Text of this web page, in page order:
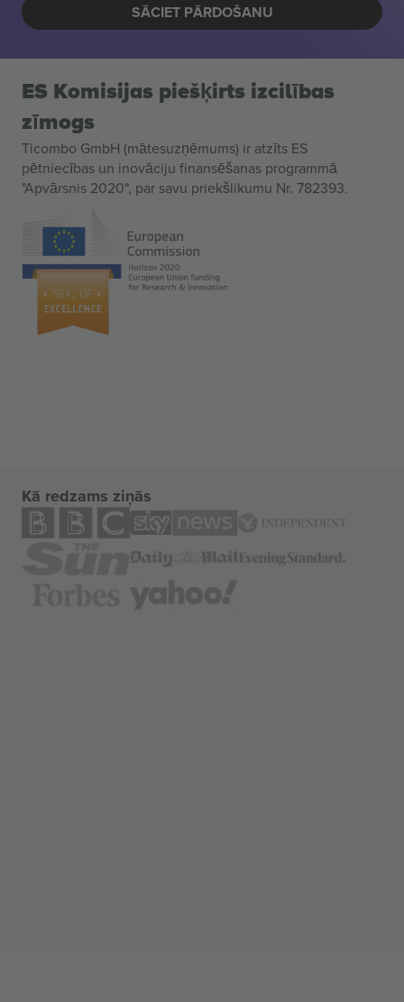
SĀCIET PĀRDOŠANU
ES Komisijas piešķirts izcilības
zīmogs
Ticombo GmbH (mātesuzņēmums) ir atzīts ES
pētniecības un inovāciju finansēšanas programmā
"Apvārsnis 2020", par savu priekšlikumu Nr. 782393.
Kā redzams ziņās